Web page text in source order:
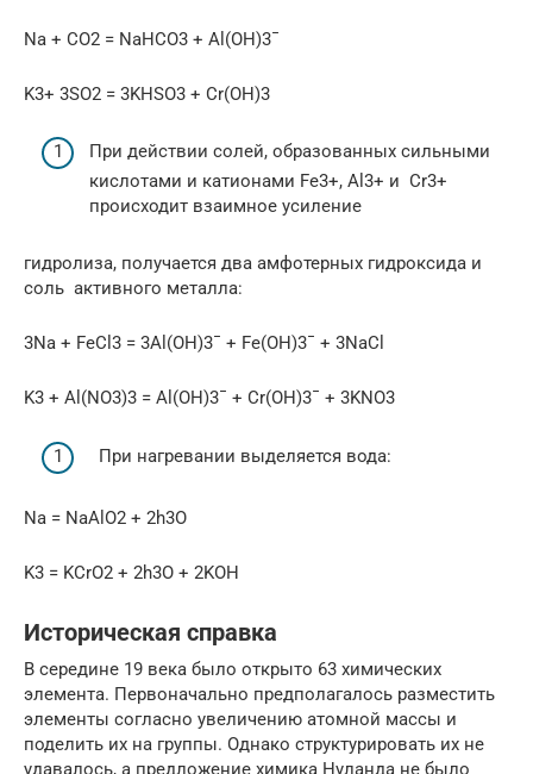
Na + CO2 = NaHCO3 + Al(OH)3¯
K3+ 3SO2 = 3KHSO3 + Cr(OH)3
При действии солей, образованных сильными
кислотами и катионами Fe3+, Al3+ и Cr3+
происходит взаимное усиление
гидролиза, получается два амфотерных гидроксида и
соль активного металла:
3Na + FeCl3 = 3Al(OH)3¯ + Fe(OH)3¯ + 3NaCl
K3 + Al(NO3)3 = Al(OH)3¯ + Cr(OH)3¯ + 3KNO3
При нагревании выделяется вода:
Na = NaAlO2 + 2h3O
K3 = KCrO2 + 2h3O + 2KOH
Историческая справка
В середине 19 века было открыто 63 химических
элемента. Первоначально предполагалось разместить
элементы согласно увеличению атомной массы и
поделить их на группы. Однако структурировать их не
удавалось, а предложение химика Нуланда не было